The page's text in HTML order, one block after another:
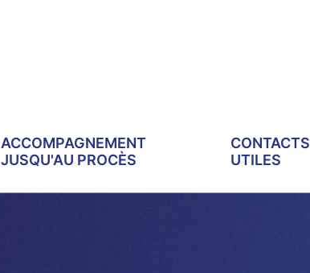
ACCOMPAGNEMENT
JUSQU'AU PROCÈS
CONTACTS
UTILES